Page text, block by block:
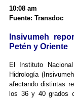
10:08 am
Fuente: Transdoc
Insivumeh
Petén y Oriente
El Instituto
Hidrología
afectando distintas
los 36 y 40 grados